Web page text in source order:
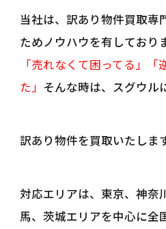
当社は、訳あり物件買取専
ためノウハウを有しており
「売れなくて困ってる」
た」 そんな時は、スグウル
訳あり物件を買取いたしま
対応エリアは、東京、神奈
馬、茨城エリアを中心に全